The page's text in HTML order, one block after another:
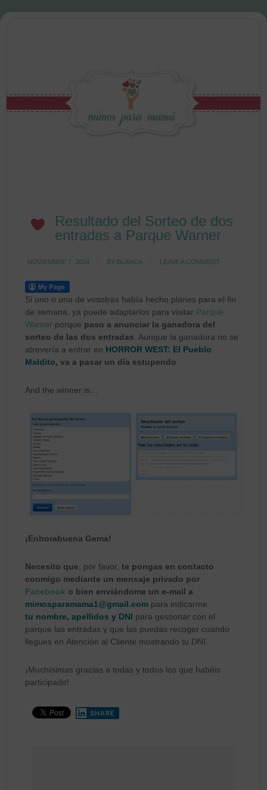
Resultado del Sorteo de dos
entradas a Parque Warner
NOVIEMBRE 7, 2014 BY BLANCA LEAVE A COMMENT
Si uno o una de vosotras había hecho planes para el fin
de semana, ya puede adaptarlos para visitar Parque
Warner porque paso a anunciar la ganadora del
sorteo de las dos entradas . Aunque la ganadora no se
atrevería a entrar en HORROR WEST: El Pueblo
Maldito, va a pasar un día estupendo
And the winner is…
¡Enhorabuena Gema!
Necesito que , por favor,te pongas en contacto
conmigo mediante un mensaje privado por
Facebook o bien enviándome un e-mail a
mimosparamama1@gmail.com para indicarme
tu nombre, apellidos y DNI para gestionar con el
parque las entradas y que las puedas recoger cuando
llegues en Atención al Cliente mostrando tu DNI.
¡Muchísimas gracias a todas y todos los que habéis
participado!
SHARE